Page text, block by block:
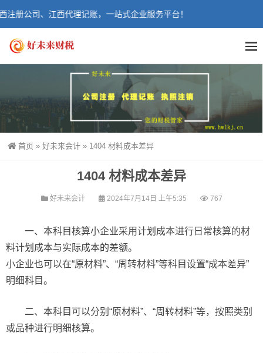
册公司、江西代理记账，一站式企业服务平台！
首页 » 好未来会计 » 1404 材料成本差异
1404 材料成本差异
好未来会计 2024年7月14日 上午5:35 767
一、本科目核算小企业采用计划成本进行日常核算的材
料计划成本与实际成本的差额。
小企业也可以在“原材料”、“周转材料”等科目设置“成本差异”
明细科目。
二、本科目可以分别“原材料”、“周转材料”等，按照类别
或品种进行明细核算。